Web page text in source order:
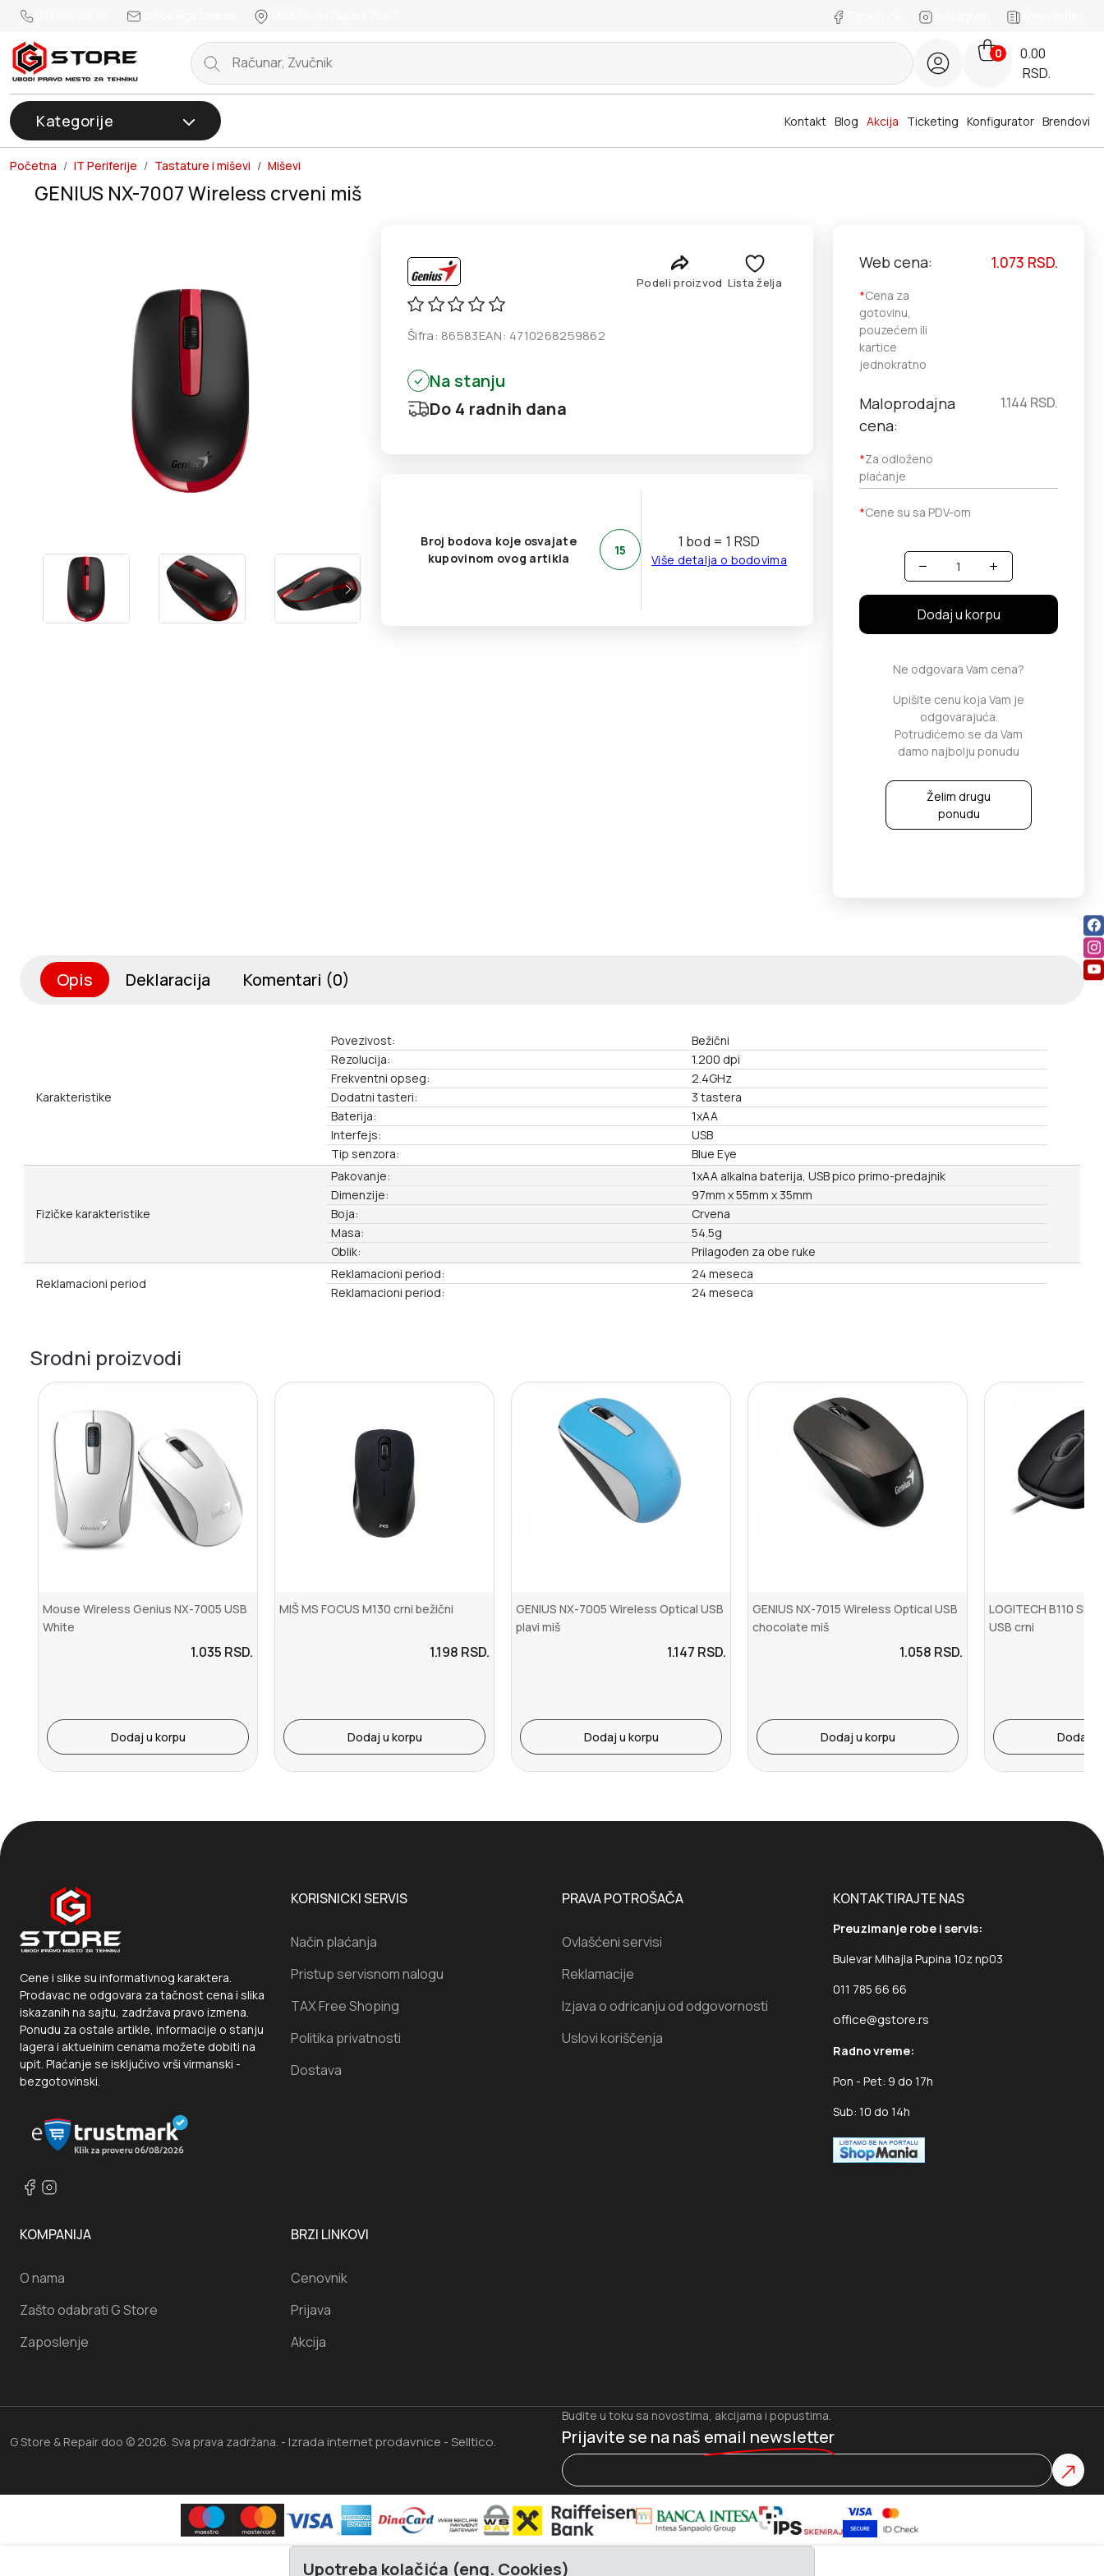
Instagram Newsletter
0
0.00
RSD.
Kategorije Brendovi
Blog Akcija
Kontakt Ticketing Konfigurator
Početna IT Periferije Tastature i miševi Miševi
GENIUS NX-7007 Wireless crveni miš
Podeli proizvod Lista želja
Šifra: 86583EAN: 4710268259862
Na stanju
Do 4 radnih dana
Broj bodova koje osvajate
kupovinom ovog artikla
15 1 bod = 1 RSD
Više detalja o bodovima
Web cena:
*Cena za
gotovinu,
pouzećem ili
kartice
jednokratno
1.073 RSD.
Maloprodajna
cena:
*Za odloženo
plaćanje
1.144 RSD.
*Cene su sa PDV-om
Količina
Dodaj u korpu
Ne odgovara Vam cena?
Upišite cenu koja Vam je
odgovarajuća.
Potrudićemo se da Vam
damo najbolju ponudu
Želim drugu
ponudu
Opis Deklaracija Komentari (0)
Karakteristike
Povezivost:
Bežični
Rezolucija:
1.200 dpi
Frekventni opseg:
2.4GHz
Dodatni tasteri:
3 tastera
Baterija:
1xAA
Interfejs:
USB
Tip senzora:
Blue Eye
Fizičke karakteristike
Pakovanje:
1xAA alkalna baterija, USB pico primo-predajnik
Dimenzije:
97mm x 55mm x 35mm
Boja:
Crvena
Masa:
54.5g
Oblik:
Prilagođen za obe ruke
Reklamacioni period
Reklamacioni period:
24 meseca
Reklamacioni period:
24 meseca
Srodni proizvodi
Mouse Wireless Genius NX-7005 USB
White
1.035 RSD.
Dodaj u korpu
MIŠ MS FOCUS M130 crni bežični
1.198 RSD.
Dodaj u korpu
GENIUS NX-7005 Wireless Optical USB
plavi miš
1.147 RSD.
Dodaj u korpu
GENIUS NX-7015 Wireless Optical USB
chocolate miš
1.058 RSD.
Dodaj u korpu
LOGITECH B110
USB crni
Dodaj u
Cene i slike su informativnog karaktera.
Prodavac ne odgovara za tačnost cena i slika
iskazanih na sajtu, zadržava pravo izmena.
Ponudu za ostale artikle, informacije o stanju
lagera i aktuelnim cenama možete dobiti na
upit. Plaćanje se isključivo vrši virmanski -
bezgotovinski.
KORISNICKI SERVIS
Način plaćanja
Pristup servisnom nalogu
TAX Free Shoping
Politika privatnosti
Dostava
PRAVA POTROŠAČA
Ovlašćeni servisi
Reklamacije
Izjava o odricanju od odgovornosti
Uslovi koriščenja
KONTAKTIRAJTE NAS
Preuzimanje robe i servis:
Bulevar Mihajla Pupina 10z np03
011 785 66 66
office@gstore.rs
Radno vreme:
Pon - Pet: 9 do 17h
Sub: 10 do 14h
KOMPANIJA
O nama
Zašto odabrati G Store
Zaposlenje
BRZI LINKOVI
Cenovnik
Prijava
Akcija
G Store & Repair doo © 2026. Sva prava zadržana. - Izrada internet prodavnice - Selltico.
Budite u toku sa novostima, akcijama i popustima.
Prijavite se na naš email newsletter
Upotreba kolačića (eng. Cookies)